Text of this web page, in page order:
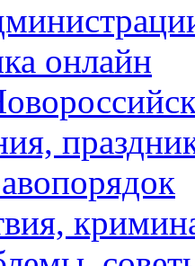
онлайн